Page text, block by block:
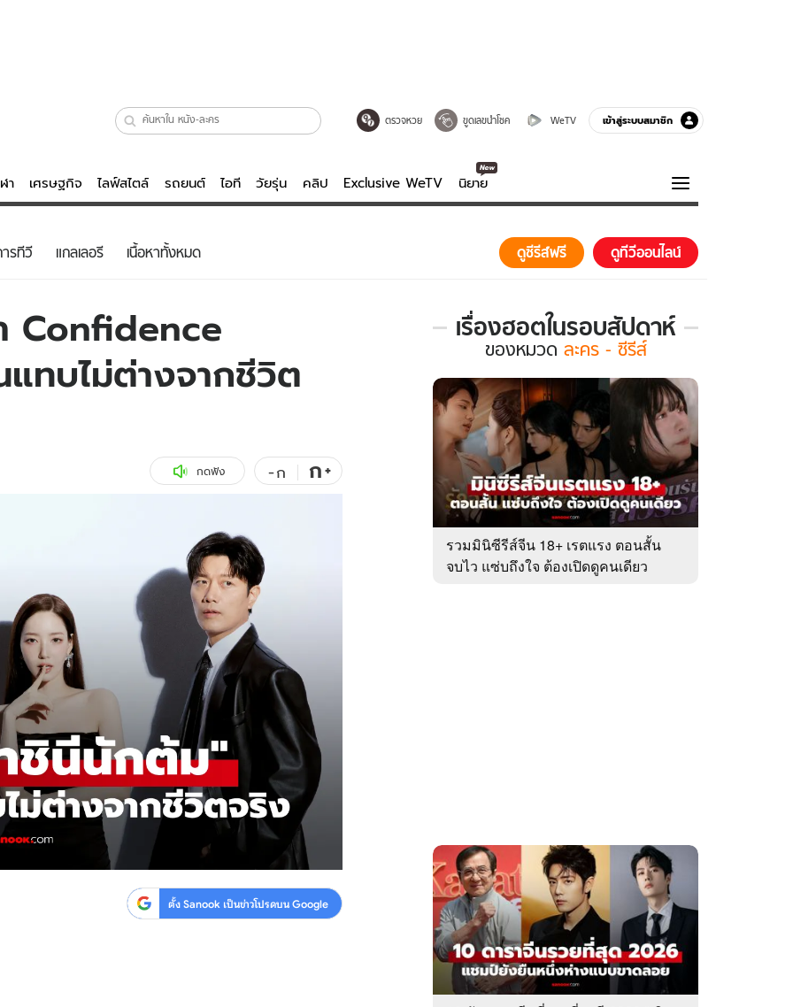
ตรวจหวย ขูดเลขนำโชค WeTV เข้าสู่ระบบสมาชิก
า เศรษฐกิจ ไลฟ์สไตล์ รถยนต์ ไอที วัยรุ่น คลิป Exclusive WeTV นิยาย
วจหวย ไลฟ์สไตล์
วัยรุ่น
ไอที
รถยนต์
เที่ยว-กิน
Tasteful Thailand
WeTV
Exclusive WeTV
ความรู้รอบตัว
ฮาวทู
รทีวี แกลเลอรี เนื้อหาทั้งหมด ดูซีรีส์ฟรี ดูทีวีออนไลน์
Confidence
ทบไม่ต่างจากชีวิต
กดฟัง -ก ก+
ตั้ง Sanook เป็นข่าวโปรดบน Google
เรื่องฮอตในรอบสัปดาห์
เรื่อง
ใน
รอบ
สัปดาห์
ของ
หมวด
ละคร
ของหมวด ละคร - ซีรีส์
รวมมินิซีรีส์จีน 18+ เรตแรง ตอนสั้น
จบไว แซ่บถึงใจ ต้องเปิดดูคนเดียว